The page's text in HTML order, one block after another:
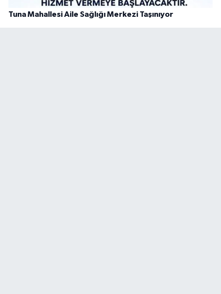
Tuna Mahallesi Aile Sağlığı Merkezi Taşınıyor